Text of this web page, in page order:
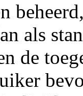
als
de